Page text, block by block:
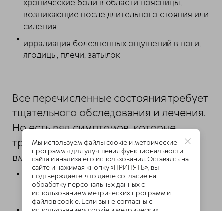
хронические боли в области поясницы,
возникающие после длительного стояния или
сидения
иррадиация болезненных ощущений в ноги,
ягодицы, плечи, затылок
Все перечисленные состояния требует
тщательного обследования и лечения.
Но есть ряд симптомов, которые
требуют срочного медицинского
вмешательства:
признаки неврологических нарушений:
покалывание и онемение в ногах, ягодицах,
руках;
Мы используем файлы cookie и метрические
программы для улучшения функциональности
сайта и анализа его использования. Оставаясь на
сайте и нажимая кнопку «ПРИНЯТЬ», вы
подтверждаете, что даете согласие на
обработку персональных данных с
использованием метрических программ и
файлов cookie. Если вы не согласны с